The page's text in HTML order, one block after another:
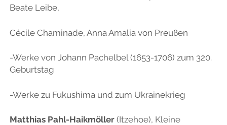
Beate Leibe,
Cécile Chaminade, Anna Amalia von Preußen
-Werke von Johann Pachelbel (1653-1706) zum 320.
Geburtstag
-Werke zu Fukushima und zum Ukrainekrieg
Matthias Pahl-Haikmöller(Itzehoe), Kleine